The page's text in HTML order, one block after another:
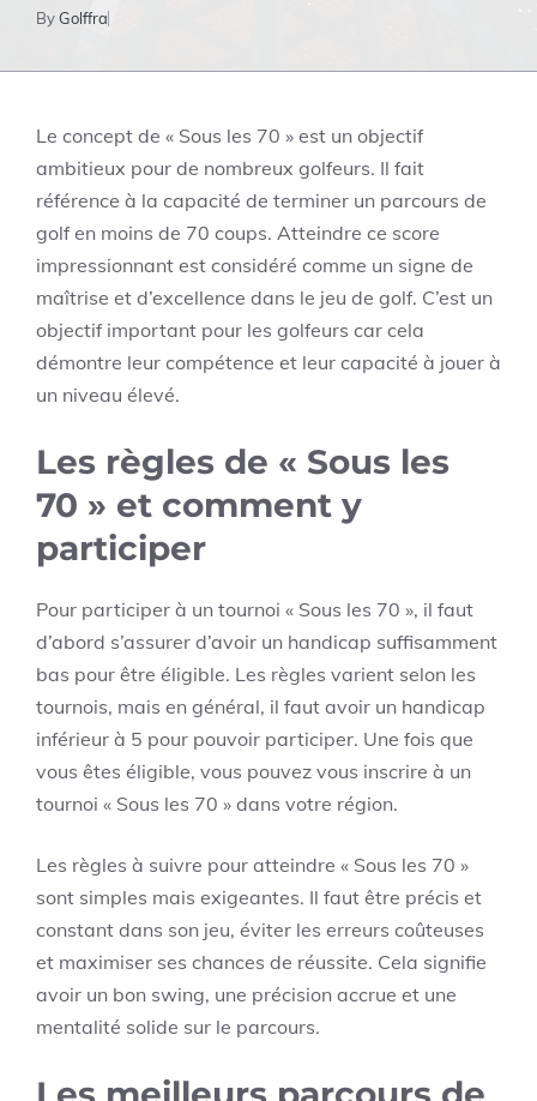
ByGolffra
Le concept de « Sous les 70 » est un objectif
ambitieux pour de nombreux golfeurs. Il fait
référence à la capacité de terminer un parcours de
golf en moins de 70 coups. Atteindre ce score
impressionnant est considéré comme un signe de
maîtrise et d’excellence dans le jeu de golf. C’est un
objectif important pour les golfeurs car cela
démontre leur compétence et leur capacité à jouer à
un niveau élevé.
Les règles de « Sous les
70 » et comment y
participer
Pour participer à un tournoi « Sous les 70 », il faut
d’abord s’assurer d’avoir un handicap suffisamment
bas pour être éligible. Les règles varient selon les
tournois, mais en général, il faut avoir un handicap
inférieur à 5 pour pouvoir participer. Une fois que
vous êtes éligible, vous pouvez vous inscrire à un
tournoi « Sous les 70 » dans votre région.
Les règles à suivre pour atteindre « Sous les 70 »
sont simples mais exigeantes. Il faut être précis et
constant dans son jeu, éviter les erreurs coûteuses
et maximiser ses chances de réussite. Cela signifie
avoir un bon swing, une précision accrue et une
mentalité solide sur le parcours.